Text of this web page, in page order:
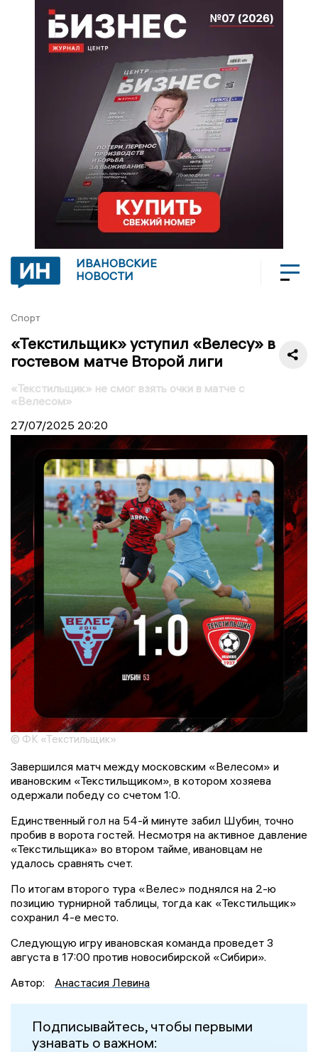
ИВАНОВСКИЕ
НОВОСТИ
Спорт
«Текстильщик» уступил «Велесу» в
гостевом матче Второй лиги
«Текстильщик» не смог взять очки в матче с
«Велесом»
27/07/2025 20:20
© ФК «Текстильщик»
Завершился матч между московским «Велесом» и
ивановским «Текстильщиком», в котором хозяева
одержали победу со счетом 1:0.
Единственный гол на 54-й минуте забил Шубин, точно
пробив в ворота гостей. Несмотря на активное давление
«Текстильщика» во втором тайме, ивановцам не
удалось сравнять счет.
По итогам второго тура «Велес» поднялся на 2-ю
позицию турнирной таблицы, тогда как «Текстильщик»
сохранил 4-е место.
Следующую игру ивановская команда проведет 3
августа в 17:00 против новосибирской «Сибири».
Автор:
Анастасия Левина
Подписывайтесь, чтобы первыми
узнавать о важном: